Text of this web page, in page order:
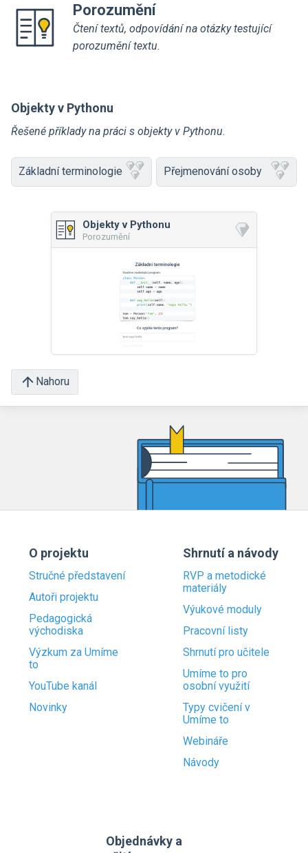
Porozumění
Čtení textů, odpovídání na otázky testující
porozumění textu.
Objekty v Pythonu
Řešené příklady na práci s objekty v Pythonu.
Základní terminologie Přejmenování osoby
Objekty v Pythonu
Porozumění
Nahoru
O projektu
Stručné představení
Autoři projektu
Pedagogická
východiska
Výzkum za Umíme
to
YouTube kanál
Novinky
Shrnutí a návody
RVP a metodické
materiály
Výukové moduly
Pracovní listy
Shrnutí pro učitele
Umíme to pro
osobní využití
Typy cvičení v
Umíme to
Webináře
Návody
Objednávky a